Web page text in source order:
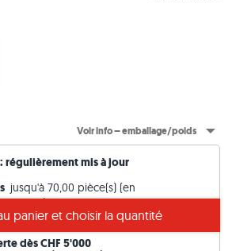
Voir info – emballage/poids
régulièrement mis à jour
jusqu'à 70,00 pièce(s) (en
n'importe quel pièce(s) (départ usine)
dès CHF 5'000
panier et choisir la quantité